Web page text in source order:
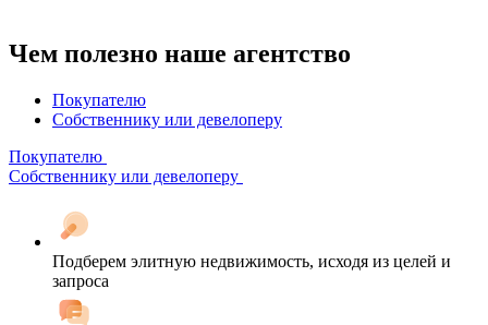
Чем полезно наше агентство
Покупателю
Собственнику или девелоперу
Покупателю
Собственнику или девелоперу
Подберем элитную недвижимость, исходя из целей и
запроса